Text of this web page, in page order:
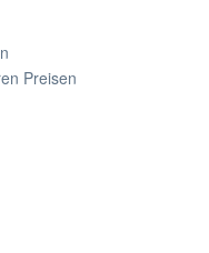
Preisen